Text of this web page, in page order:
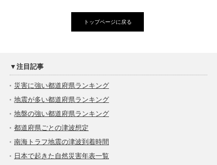
トップページに戻る
▼注目記事
災害に強い都道府県ランキング
地震が多い都道府県ランキング
地盤の強い都道府県ランキング
都道府県ごとの津波想定
南海トラフ地震の津波到着時間
日本で起きた自然災害年表一覧